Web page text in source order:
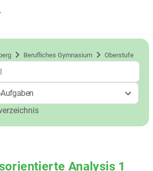
Berufliches Gymnasium Oberstufe
Analysis 1